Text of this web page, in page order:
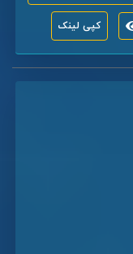
کپی لینک